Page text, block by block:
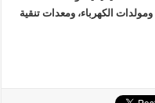
ومولدات الكهرباء، ومعدات تنقية